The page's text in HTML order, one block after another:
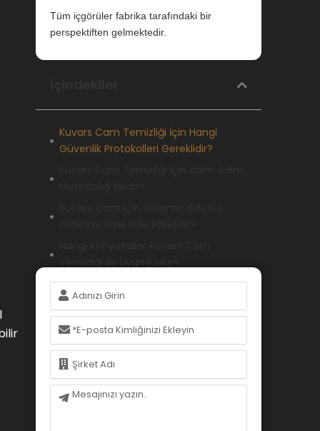
Tüm içgörüler fabrika tarafındaki bir
perspektiften gelmektedir.
Kuvars Cam Temizliği İçin Hangi
Güvenlik Protokolleri Gereklidir?
Temizliği ile Uyumludur?
Ekipman Kuvars Cam Temizliği için
Nasıl Optimize Edilebilir?
Kuvars Camın Temizliğini Sağlayan
Kalite Güvence Protokolleri Nelerdir?
Kuvars Cam Temizliği Farklı
Senaryolara Nasıl Uyarlanabilir?
Sonuç
İsim
E-
posta
İsim
Mesaj